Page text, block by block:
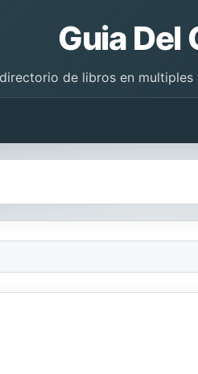
Guia Del
de libros en multiples